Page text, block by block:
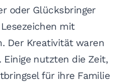
oder Glücksbringer
mit
Der Kreativität waren
Einige nutzten die Zeit,
für ihre Familie